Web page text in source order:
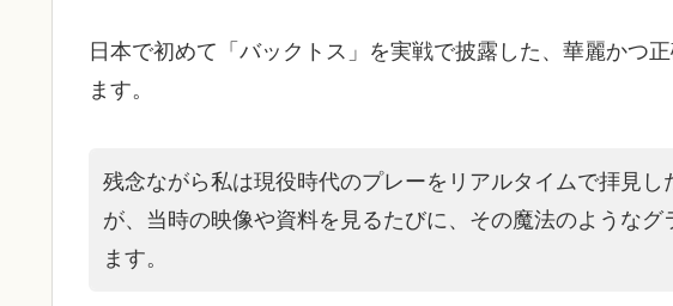
日本で初めて「バックトス」を実戦で披露した、華麗かつ
ます。
残念ながら私は現役時代のプレーをリアルタイムで拝見し
が、当時の映像や資料を見るたびに、その魔法のようなグ
ます。